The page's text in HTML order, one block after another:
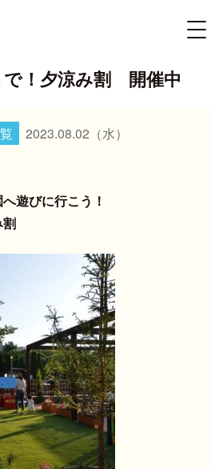
で！夕涼み割 開催中
2023.08.02 （水）
遊びに行こう！